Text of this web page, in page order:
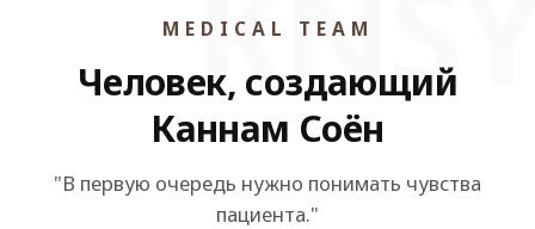
MEDICAL TEAM
Человек, создающий
Каннам Соён
"В первую очередь нужно понимать чувства
пациента."